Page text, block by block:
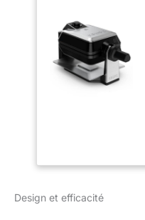
Design et efficacité